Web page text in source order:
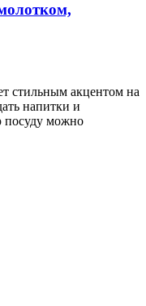
стильным акцентом на
напитки и
посуду можно